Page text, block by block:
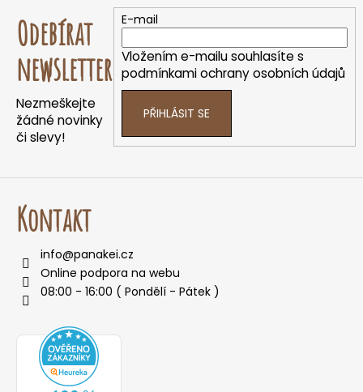
?
HLEDAT
D
o
p
o
r
u
č
u
e
Odebírat
newsletter
Nezmeškejte
žádné novinky
či slevy!
E-mail
Vložením e-mailu souhlasíte s
podmínkami ochrany osobních údajů
PŘIHLÁSIT SE
Kontakt
info@panakei.cz
Online podpora na webu
08:00 - 16:00 ( Pondělí - Pátek )